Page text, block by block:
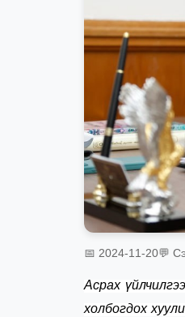
📅 2024-11-20💬
Асрах
холбогдох